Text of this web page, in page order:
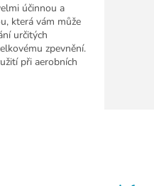
účinnou a
která vám může
určitých
zpevnění.
při aerobních